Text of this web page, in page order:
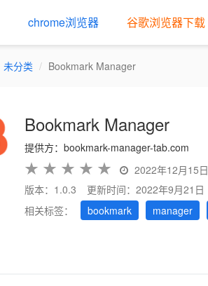
chrome浏览器 谷歌浏览器下载
未分类 Bookmark Manager
Bookmark Manager
提供方：bookmark-manager-tab.com
★ ★ ★ ★ ★ 2022年12月15日
版本：1.0.3
更新时间：2022年9月21日
相关标签：
bookmark manager